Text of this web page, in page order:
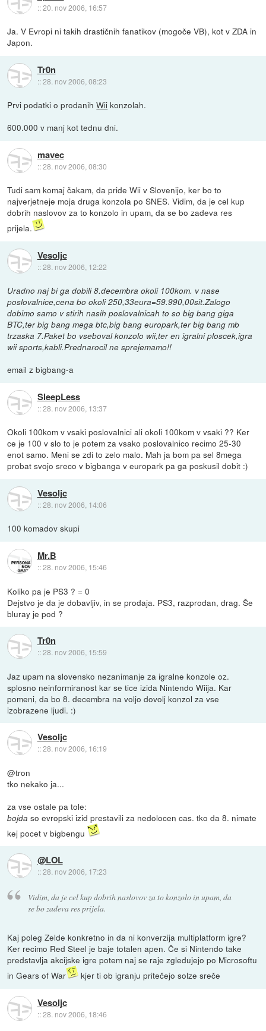
::20. nov 2006, 16:57
Ja. V Evropi ni takih drastičnih fanatikov (mogoče VB), kot v ZDA in
Japon.
Tr0n
::28. nov 2006, 08:23
Prvi podatki o prodanihWii konzolah.
600.000 v manj kot tednu dni.
mavec
::28. nov 2006, 08:30
Tudi sam komaj čakam, da pride Wii v Slovenijo, ker bo to
najverjetneje moja druga konzola po SNES. Vidim, da je cel kup
dobrih naslovov za to konzolo in upam, da se bo zadeva res
prijela.
Vesoljc
::28. nov 2006, 12:22
Uradno naj bi ga dobili 8.decembra okoli 100kom. v nase
poslovalnice,cena bo okoli 250,33eura=59.990,00sit.Zalogo
dobimo samo v stirih nasih poslovalnicah to so big bang giga
BTC,ter big bang mega btc,big bang europark,ter big bang mb
trzaska 7.Paket bo vseboval konzolo wii,ter en igralni ploscek,igra
wii sports,kabli.Prednarocil ne sprejemamo!!
email z bigbang-a
SleepLess
::28. nov 2006, 13:37
Okoli 100kom v vsaki poslovalnici ali okoli 100kom v vsaki ?? Ker
ce je 100 v slo to je potem za vsako poslovalnico recimo 25-30
enot samo. Meni se zdi to zelo malo. Mah ja bom pa sel 8mega
probat svojo sreco v bigbanga v europark pa ga poskusil dobit :)
Vesoljc
::28. nov 2006, 14:06
100 komadov skupi
Mr.B
::28. nov 2006, 15:46
Koliko pa je PS3 ? = 0
Dejstvo je da je dobavljiv, in se prodaja. PS3, razprodan, drag. Še
bluray je pod ?
Tr0n
::28. nov 2006, 15:59
Jaz upam na slovensko nezanimanje za igralne konzole oz.
splosno neinformiranost kar se tice izida Nintendo Wiija. Kar
pomeni, da bo 8. decembra na voljo dovolj konzol za vse
izobrazene ljudi. :)
Vesoljc
::28. nov 2006, 16:19
@tron
tko nekako ja...
za vse ostale pa tole:
bojda so evropski izid prestavili za nedolocen cas. tko da 8. nimate
kej pocet v bigbengu
@LOL
::28. nov 2006, 17:23
Vidim, da je cel kup dobrih naslovov za to konzolo in upam, da
se bo zadeva res prijela.
Kaj poleg Zelde konkretno in da ni konverzija multiplatform igre?
Ker recimo Red Steel je baje totalen apen. Če si Nintendo take
predstavlja akcijske igre potem naj se raje zgledujejo po Microsoftu
in Gears of War
kjer ti ob igranju pritečejo solze sreče
Vesoljc
::28. nov 2006, 18:46